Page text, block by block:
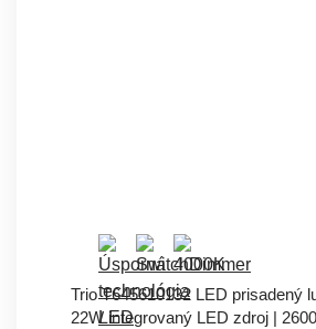
Trio T645610132 LED prisadený
22W integrovaný LED zdroj |